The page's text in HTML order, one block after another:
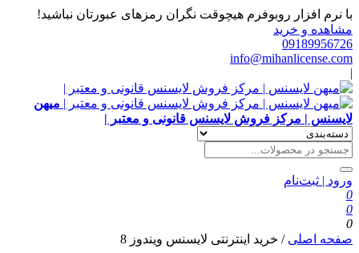
با نرم افزار روبوفرم هیچوقت نگران رمزهای عبورتان نباشید!
مشاهده و خرید
09189956726
info@mihanlicense.com
|
میهن
لایسنس | مرکز فروش لایسنس قانونی و معتبر |
ورود | ثبت‌نام
0
0
0
صفحه اصلی / خرید اینترنتی لایسنس ویندوز 8